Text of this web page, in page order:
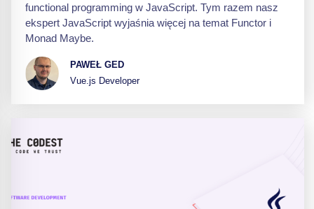
functional programming w JavaScript. Tym razem nasz
ekspert JavaScript wyjaśnia więcej na temat Functor i
Monad Maybe.
PAWEŁ GED
Vue.js Developer